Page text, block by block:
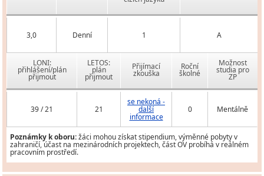
3,0 Denní 1 A
LONI:
přihlášení/plán
přijmout
LETOS:
plán
přijmout
Přijímací
zkouška
Roční
školné
Možnost
studia pro
ZP
39 / 21 21
se nekoná -
další
informace
0 Mentálně
Poznámky k oboru:žáci mohou získat stipendium, výměnné pobyty v
zahraničí, účast na mezinárodních projektech, část OV probíhá v reálném
pracovním prostředí.